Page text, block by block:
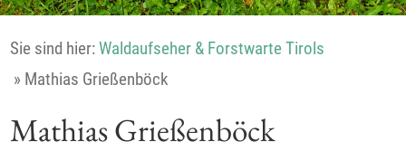
Sie sind hier:Waldaufseher & Forstwarte Tirols
» Mathias Grießenböck
Mathias Grießenböck